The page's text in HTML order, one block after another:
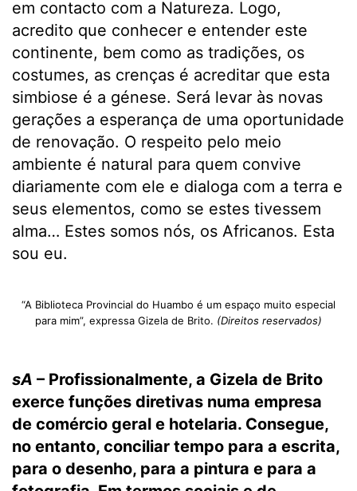
em contacto com a Natureza. Logo,
acredito que conhecer e entender este
continente, bem como as tradições, os
costumes, as crenças é acreditar que esta
simbiose é a génese. Será levar às novas
gerações a esperança de uma oportunidade
de renovação. O respeito pelo meio
ambiente é natural para quem convive
diariamente com ele e dialoga com a terra e
seus elementos, como se estes tivessem
alma… Estes somos nós, os Africanos. Esta
sou eu.
“A Biblioteca Provincial do Huambo é um espaço muito especial
para mim”, expressa Gizela de Brito. (Direitos reservados)
sA – Profissionalmente, a Gizela de Brito
exerce funções diretivas numa empresa
de comércio geral e hotelaria. Consegue,
no entanto, conciliar tempo para a escrita,
para o desenho, para a pintura e para a